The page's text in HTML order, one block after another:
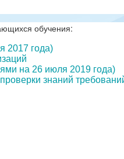
обучения:
2017 года)
на 26 июля 2019 года)
знаний